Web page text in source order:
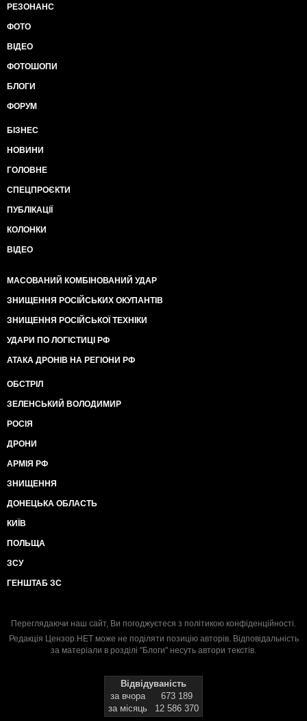
РЕЗОНАНС
ФОТО
ВІДЕО
ФОТОШОПИ
БЛОГИ
ФОРУМ
БІЗНЕС
НОВИНИ
ГОЛОВНЕ
СПЕЦПРОЄКТИ
ПУБЛІКАЦІЇ
КОЛОНКИ
ВІДЕО
МАСОВАНИЙ КОМБІНОВАНИЙ УДАР
ЗНИЩЕННЯ РОСІЙСЬКИХ ОКУПАНТІВ
ЗНИЩЕННЯ РОСІЙСЬКОЇ ТЕХНІКИ
УДАРИ ПО ЛОГІСТИЦІ РФ
АТАКА ДРОНІВ НА РЕГІОНИ РФ
ОБСТРІЛ
ЗЕЛЕНСЬКИЙ ВОЛОДИМИР
РОСІЯ
ДРОНИ
АРМІЯ РФ
ЗНИЩЕННЯ
ДОНЕЦЬКА ОБЛАСТЬ
КИЇВ
ПОЛЬЩА
ЗСУ
ГЕНШТАБ ЗС
Переглядаючи наш сайт, Ви погоджуєтеся з політикою конфіденційності.
Редакція Цензор.НЕТ може не поділяти позицію авторів. Відповідальність
за матеріали в розділі "Блоги" несуть автори текстів.
Відвідуваність
за вчора
673 189
за місяць
12 586 370